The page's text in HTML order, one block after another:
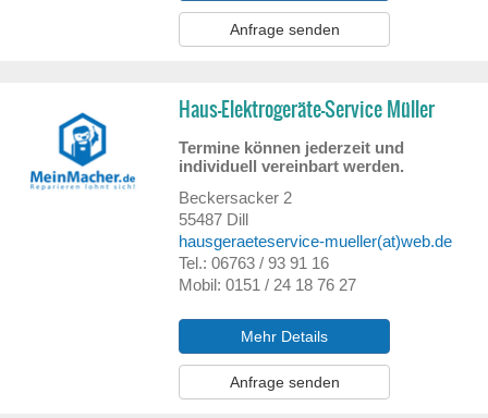
Anfrage senden
Haus-Elektrogeräte-Service Müller
Termine können jederzeit und
individuell vereinbart werden.
Beckersacker 2
55487 Dill
hausgeraeteservice-mueller(at)web.de
Tel.: 06763 / 93 91 16
Mobil: 0151 / 24 18 76 27
Mehr Details
Anfrage senden